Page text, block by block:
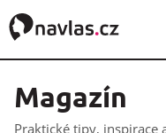
Magazín
Praktické tipy, inspirace